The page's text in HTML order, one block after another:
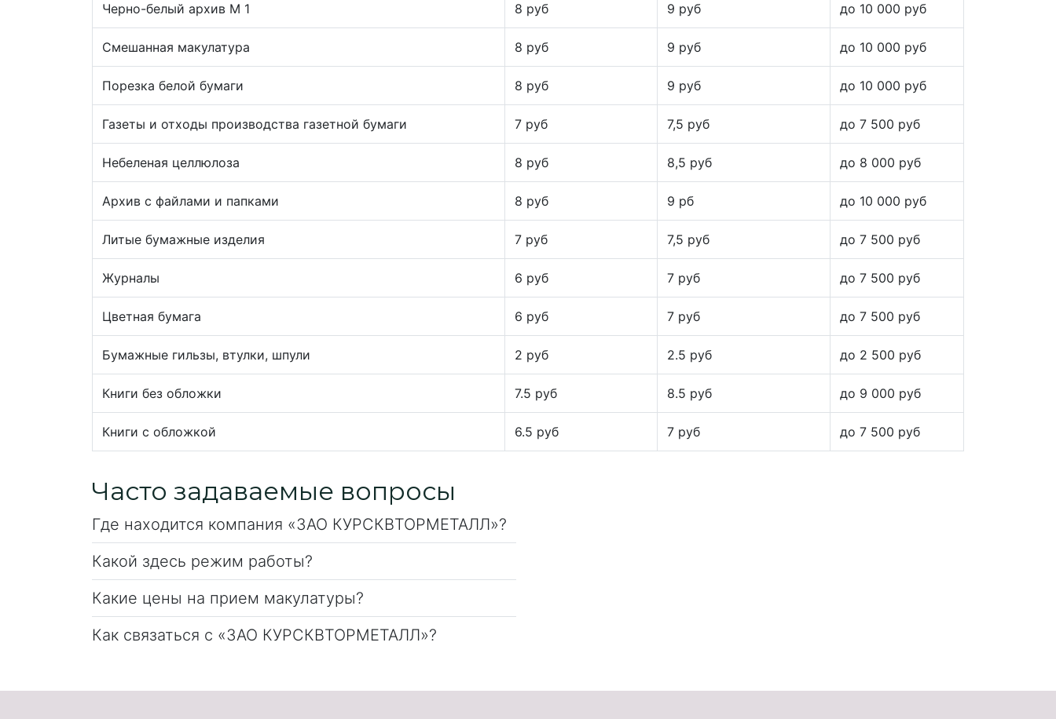
Черно-белый архив М 1 8 руб 9 руб до 10 000 руб
Смешанная макулатура 8 руб 9 руб до 10 000 руб
Порезка белой бумаги 8 руб 9 руб до 10 000 руб
Газеты и отходы производства газетной бумаги 7 руб 7,5 руб до 7 500 руб
Небеленая целлюлоза 8 руб 8,5 руб до 8 000 руб
Архив с файлами и папками 8 руб 9 рб до 10 000 руб
Литые бумажные изделия 7 руб 7,5 руб до 7 500 руб
Журналы 6 руб 7 руб до 7 500 руб
Цветная бумага 6 руб 7 руб до 7 500 руб
Бумажные гильзы, втулки, шпули 2 руб 2.5 руб до 2 500 руб
Книги без обложки 7.5 руб 8.5 руб до 9 000 руб
Книги с обложкой 6.5 руб 7 руб до 7 500 руб
Часто задаваемые вопросы
Где находится компания «ЗАО КУРСКВТОРМЕТАЛЛ»?
Какой здесь режим работы?
Какие цены на прием макулатуры?
Как связаться с «ЗАО КУРСКВТОРМЕТАЛЛ»?